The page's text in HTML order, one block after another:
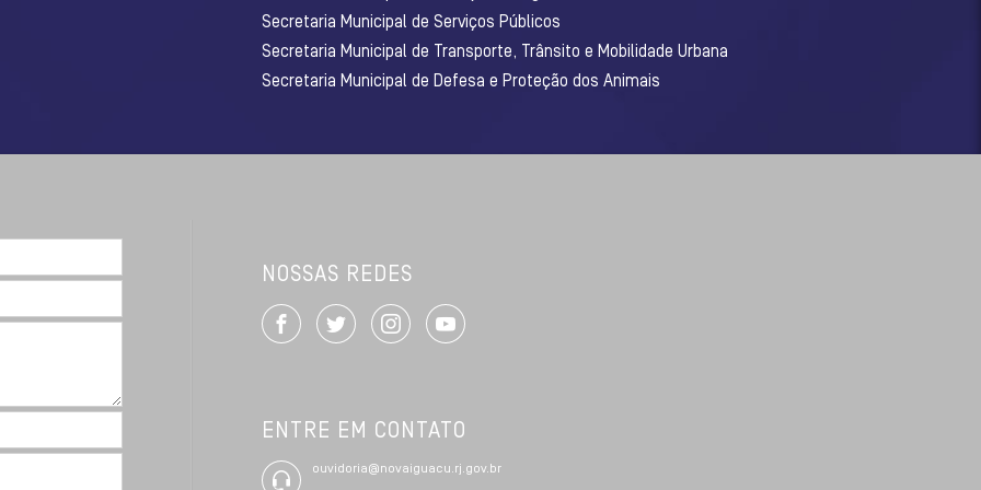
Secretaria Municipal de Serviços Públicos
Secretaria Municipal de Transporte, Trânsito e Mobilidade Urbana
Secretaria Municipal de Defesa e Proteção dos Animais
NOSSAS REDES
ENTRE EM CONTATO
ouvidoria@novaiguacu.rj.gov.br